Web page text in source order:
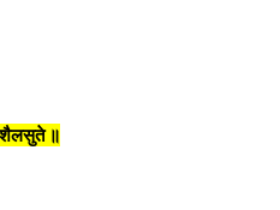
शैलसुते ॥